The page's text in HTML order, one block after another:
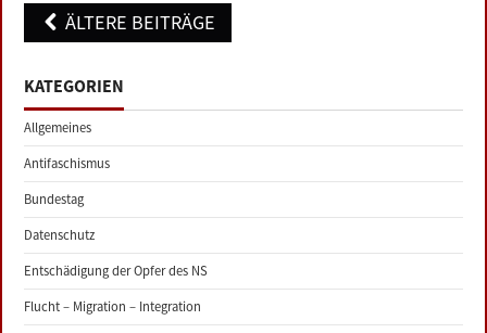
Post
navigation
ÄLTERE BEITRÄGE
KATEGORIEN
Allgemeines
Antifaschismus
Bundestag
Datenschutz
Entschädigung der Opfer des NS
Flucht – Migration – Integration